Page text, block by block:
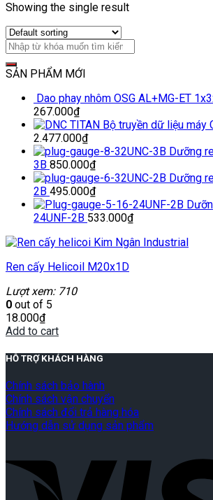
Showing the single result
SẢN PHẨM MỚI
Dao phay nhôm OSG AL+MG-ET
267.000₫
Bộ truyền dữ liệu máy
2.477.000₫
Dưỡng
3B 850.000₫
Dưỡng
2B 495.000₫
24UNF-2B 533.000₫
Ren cấy Helicoil M20x1D
Lượt xem: 710
0 out of 5
18.000₫
Add to cart
HỖ TRỢ KHÁCH HÀNG
Chính sách bảo hành
Chính sách vận chuyển
Chính sách đổi trả hàng hóa
Hướng dẫn sử dụng sản phẩm